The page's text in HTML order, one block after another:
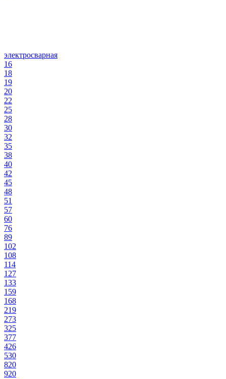
электросварная
16
18
19
20
22
25
28
30
32
35
38
40
42
45
48
51
57
60
76
89
102
108
114
127
133
159
168
219
273
325
377
426
530
820
920